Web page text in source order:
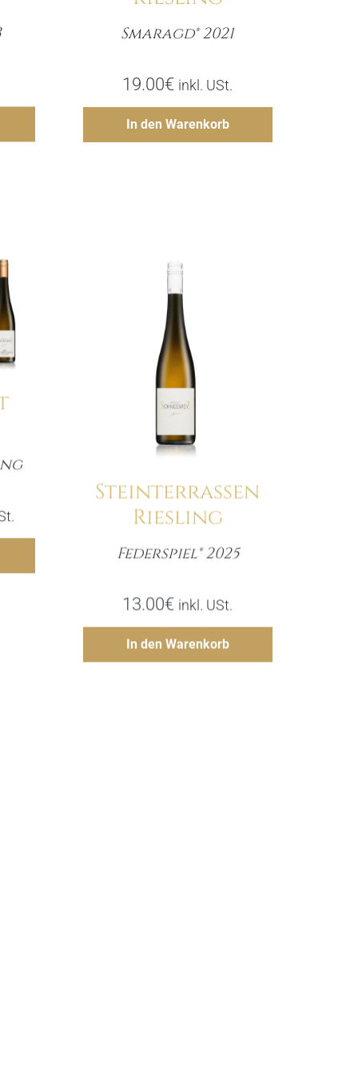
Smaragd® 2021
19.00€ inkl. USt.
In den Warenkorb
Menge
Hinzufügen
Steinterrassen
Riesling
Federspiel® 2025
13.00€ inkl. USt.
In den Warenkorb
Menge
Hinzufügen